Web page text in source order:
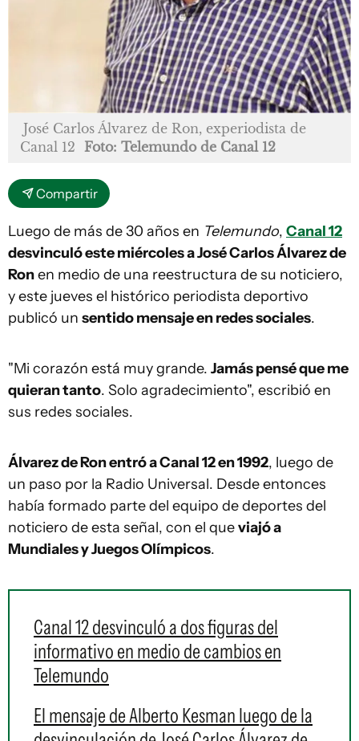
José Carlos Álvarez de Ron, experiodista de
Canal 12 Foto: Telemundo de Canal 12
Compartir
Luego de más de 30 años en Telemundo, Canal 12
desvinculó este miércoles a José Carlos Álvarez de
Ronen medio de una reestructura de su noticiero,
y este jueves el histórico periodista deportivo
publicó un sentido mensaje en redes sociales.
"Mi corazón está muy grande. Jamás pensé que me
quieran tanto. Solo agradecimiento", escribió en
sus redes sociales.
Álvarez de Ron entró a Canal 12 en 1992, luego de
un paso por la Radio Universal. Desde entonces
había formado parte del equipo de deportes del
noticiero de esta señal, con el queviajó a
Mundiales y Juegos Olímpicos.
Canal 12 desvinculó a dos figuras del
informativo en medio de cambios en
Telemundo
El mensaje de Alberto Kesman luego de la